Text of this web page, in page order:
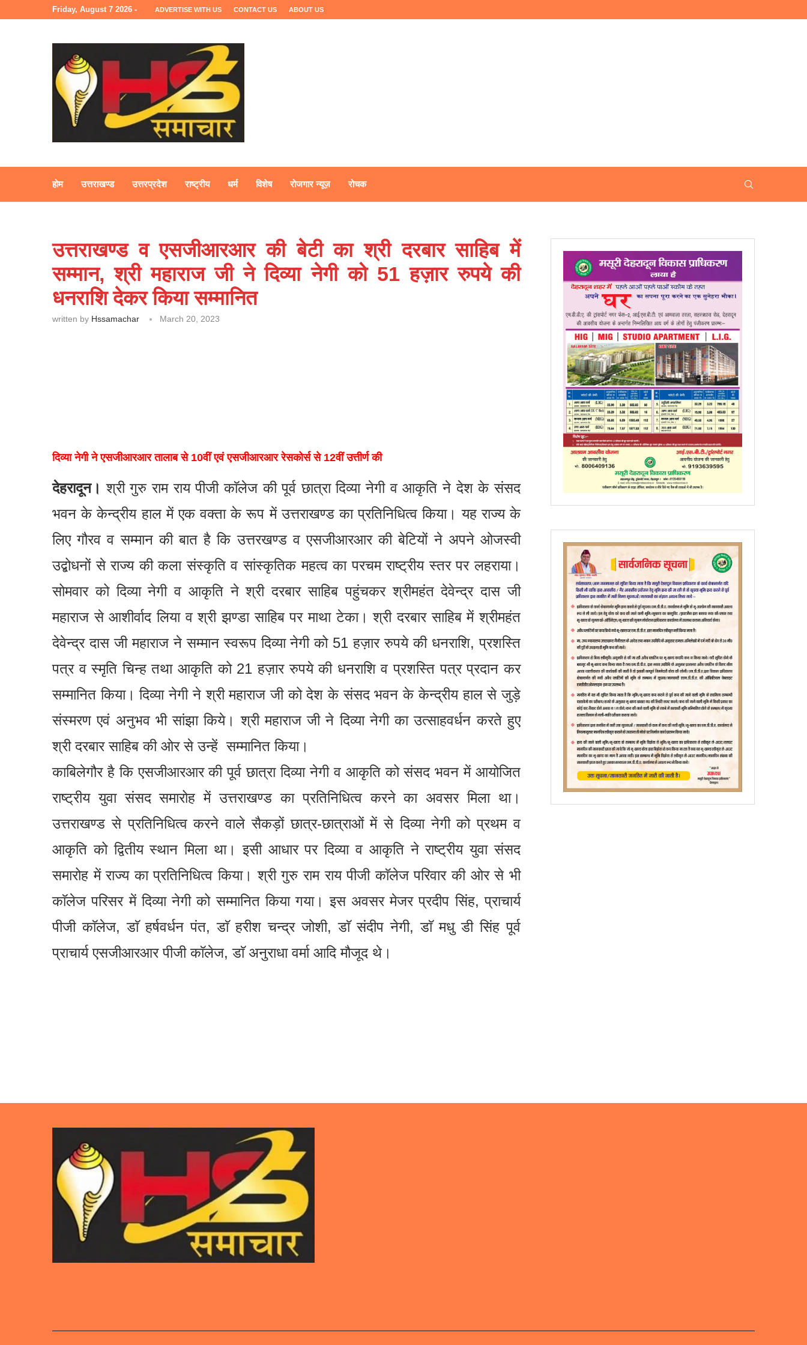
Friday, August 7 2026 - ADVERTISE WITH US CONTACT US ABOUT US
होम उत्तराखण्ड उत्तरप्रदेश राष्ट्रीय धर्म विशेष रोजगार न्यूज़ रोचक
उत्तराखण्ड व एसजीआरआर की बेटी का श्री दरबार साहिब में
सम्मान, श्री महाराज जी ने दिव्या नेगी को 51 हज़ार रुपये की
धनराशि देकर किया सम्मानित
written by Hssamachar March 20, 2023
दिव्या नेगी ने एसजीआरआर तालाब से 10वीं एवं एसजीआरआर रेसकोर्स से 12वीं उत्तीर्ण की
देहरादून। श्री गुरु राम राय पीजी काॅलेज की पूर्व छात्रा दिव्या नेगी व आकृति ने देश के संसद
भवन के केन्द्रीय हाल में एक वक्ता के रूप में उत्तराखण्ड का प्रतिनिधित्व किया। यह राज्य के
लिए गौरव व सम्मान की बात है कि उत्तरखण्ड व एसजीआरआर की बेटियों ने अपने ओजस्वी
उद्बोधनों से राज्य की कला संस्कृति व सांस्कृतिक महत्व का परचम राष्ट्रीय स्तर पर लहराया।
सोमवार को दिव्या नेगी व आकृति ने श्री दरबार साहिब पहुंचकर श्रीमहंत देवेन्द्र दास जी
महाराज से आशीर्वाद लिया व श्री झण्डा साहिब पर माथा टेका। श्री दरबार साहिब में श्रीमहंत
देवेन्द्र दास जी महाराज ने सम्मान स्वरूप दिव्या नेगी को 51 हज़ार रुपये की धनराशि, प्रशस्ति
पत्र व स्मृति चिन्ह तथा आकृति को 21 हज़ार रुपये की धनराशि व प्रशस्ति पत्र प्रदान कर
सम्मानित किया। दिव्या नेगी ने श्री महाराज जी को देश के संसद भवन के केन्द्रीय हाल से जुड़े
संस्मरण एवं अनुभव भी सांझा किये। श्री महाराज जी ने दिव्या नेगी का उत्साहवर्धन करते हुए
श्री दरबार साहिब की ओर से उन्हें सम्मानित किया।
काबिलेगौर है कि एसजीआरआर की पूर्व छात्रा दिव्या नेगी व आकृति को संसद भवन में आयोजित
राष्ट्रीय युवा संसद समारोह में उत्तराखण्ड का प्रतिनिधित्व करने का अवसर मिला था।
उत्तराखण्ड से प्रतिनिधित्व करने वाले सैकड़ों छात्र-छात्राओं में से दिव्या नेगी को प्रथम व
आकृति को द्वितीय स्थान मिला था। इसी आधार पर दिव्या व आकृति ने राष्ट्रीय युवा संसद
समारोह में राज्य का प्रतिनिधित्व किया। श्री गुरु राम राय पीजी काॅलेज परिवार की ओर से भी
काॅलेज परिसर में दिव्या नेगी को सम्मानित किया गया। इस अवसर मेजर प्रदीप सिंह, प्राचार्य
पीजी काॅलेज, डाॅ हर्षवर्धन पंत, डाॅ हरीश चन्द्र जोशी, डाॅ संदीप नेगी, डाॅ मधु डी सिंह पूर्व
प्राचार्य एसजीआरआर पीजी काॅलेज, डाॅ अनुराधा वर्मा आदि मौजूद थे।